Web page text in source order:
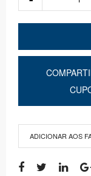
ADICIONAR AOS